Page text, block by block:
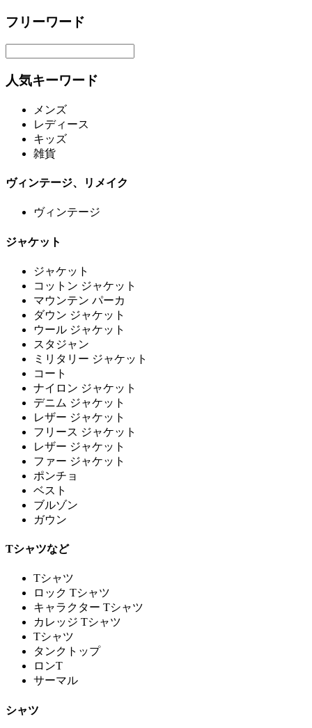
フリーワード
人気キーワード
メンズ
レディース
キッズ
雑貨
ヴィンテージ、リメイク
ヴィンテージ
ジャケット
ジャケット
コットン ジャケット
マウンテン パーカ
ダウン ジャケット
ウール ジャケット
スタジャン
ミリタリー ジャケット
コート
ナイロン ジャケット
デニム ジャケット
レザー ジャケット
フリース ジャケット
レザー ジャケット
ファー ジャケット
ポンチョ
ベスト
ブルゾン
ガウン
Tシャツなど
Tシャツ
ロック Tシャツ
キャラクター Tシャツ
カレッジ Tシャツ
Tシャツ
タンクトップ
ロンT
サーマル
シャツ